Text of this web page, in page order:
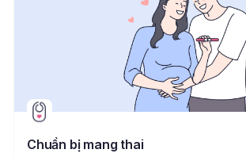
Chuẩn bị mang thai